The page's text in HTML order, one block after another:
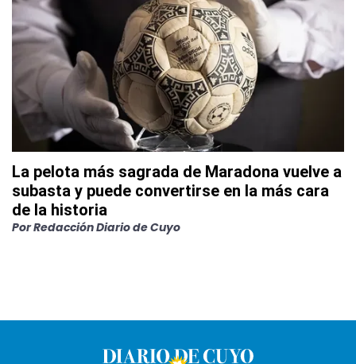
La pelota más sagrada de Maradona vuelve a
subasta y puede convertirse en la más cara
de la historia
PorRedacción Diario de Cuyo